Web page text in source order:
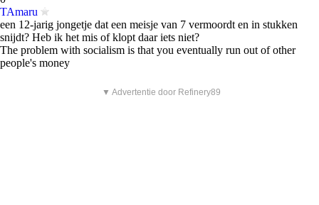
TAmaru
een 12-jarig jongetje dat een meisje van 7 vermoordt en in stukken
snijdt? Heb ik het mis of klopt daar iets niet?
The problem with socialism is that you eventually run out of other
people's money
▼ Advertentie door Refinery89